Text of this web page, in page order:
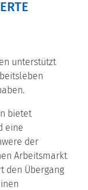
unterstützt
bietet
eine
der
Arbeitsmarkt
den Übergang